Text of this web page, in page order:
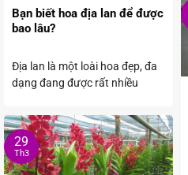
Bạn biết hoa địa lan để được
bao lâu?
Địa lan là một loài hoa đẹp, đa
dạng đang được rất nhiều
29
Th3